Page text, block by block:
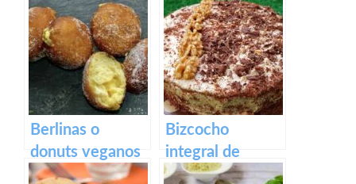
Berlinas o
donuts veganos
rellenos de
Bizcocho
integral de
zanahoria con